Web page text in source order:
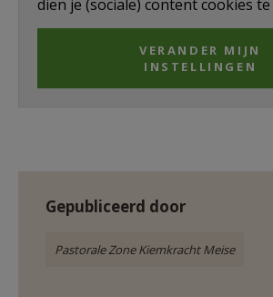
AANMELDEN OF
dien je (sociale) content cookies
VERANDER MIJN
INSTELLINGEN
Gepubliceerd door
Pastorale Zone Kiemkracht Meise